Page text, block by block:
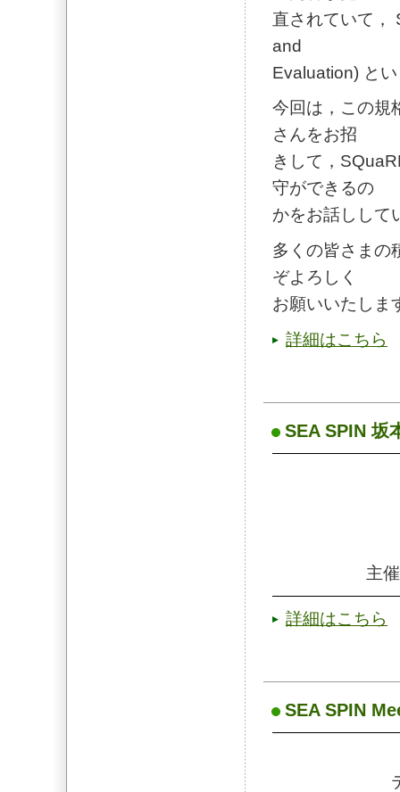
直されていて，
and
Evaluation) と
今回は，この規
さんをお招
きして，
守ができるの
かをお話しして
多くの皆さまの
ぞよろしく
お願いいたしま
詳細はこちら
SEA SPIN 坂
主
詳細はこちら
SEA SPIN